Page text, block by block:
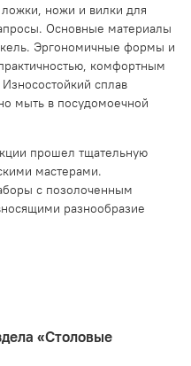
ножи и вилки для
Основные материалы
Эргономичные формы и
комфортным
сплав
мыть в посудомоечной
прошел тщательную
мастерами.
с позолоченным
разнообразие
«Столовые